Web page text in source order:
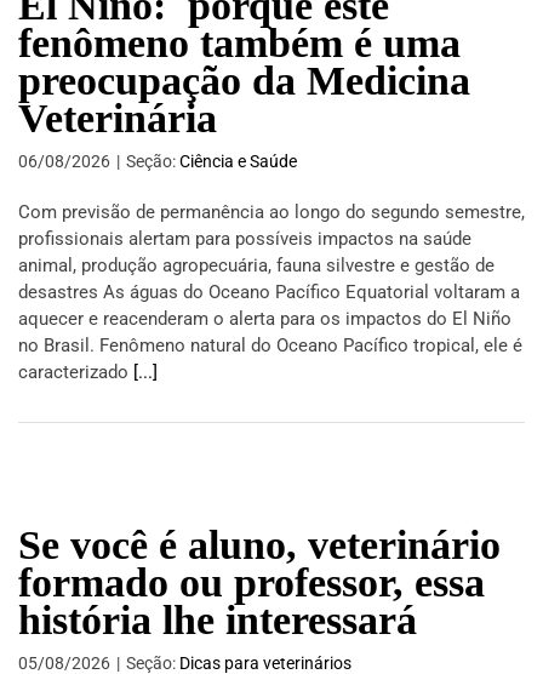
fenômeno também é uma
preocupação da Medicina
Veterinária
06/08/2026 | Seção:Ciência e Saúde
Com previsão de permanência ao longo do segundo semestre,
profissionais alertam para possíveis impactos na saúde
animal, produção agropecuária, fauna silvestre e gestão de
desastres As águas do Oceano Pacífico Equatorial voltaram a
aquecer e reacenderam o alerta para os impactos do El Niño
no Brasil. Fenômeno natural do Oceano Pacífico tropical, ele é
caracterizado [...]
Se você é aluno, veterinário
formado ou professor, essa
história lhe interessará
05/08/2026 | Seção: Dicas para veterinários